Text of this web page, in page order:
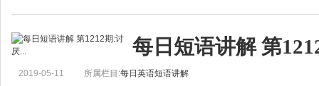
例句：
Your advice was of great use to me.
Don&#39;t throw away anything that may be of use.
每日短语讲解 第
2019-05-11 所属栏目:每日英语短语讲解